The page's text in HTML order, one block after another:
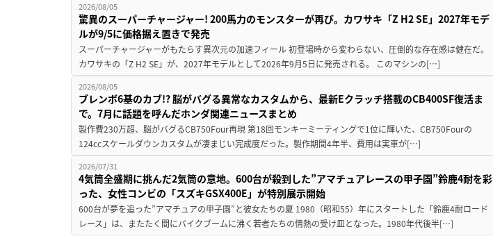
2026/08/05
驚異のスーパーチャージャー! 200馬力のモンスターが再び。カワサキ「Z H2 SE」2027年モデ
ルが9/5に価格据え置きで発売
スーパーチャージャーがもたらす異次元の加速フィール 初登場時から変わらない、圧倒的な存在感は健在だ。
カワサキの「Z H2 SE」が、2027年モデルとして2026年9月5日に発売される。 このマシンの[…]
2026/08/05
ブレンボ6基のカブ!? 脳がバグる異常なカスタムから、最新Eクラッチ搭載のCB400SF復活ま
で。7月に話題を呼んだホンダ関連ニュースまとめ
製作費230万超、脳がバグるCB750Four再現 第18回モンキーミーティングで1位に輝いた、CB750Fourの
124ccスケールダウンカスタムが凄まじい完成度だった。製作期間4年半、費用は実車が[…]
2026/07/31
4気筒全盛期に挑んだ2気筒の意地。600台が殺到した”アマチュアレースの甲子園”鈴鹿4耐を彩
った、女性コンビの「スズキGSX400E」が特別展示開始
600台が夢を追った”アマチュアの甲子園”と彼女たちの夏 1980（昭和55）年にスタートした「鈴鹿4耐ロード
レース」は、またたく間にバイクブームに沸く若者たちの情熱の受け皿となった。1980年代後半[…]